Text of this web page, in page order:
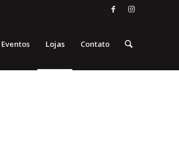
Eventos Lojas Contato